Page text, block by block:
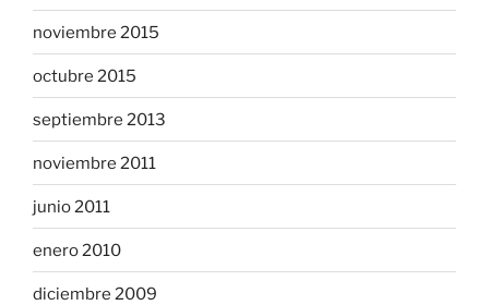
noviembre 2015
octubre 2015
septiembre 2013
noviembre 2011
junio 2011
enero 2010
diciembre 2009